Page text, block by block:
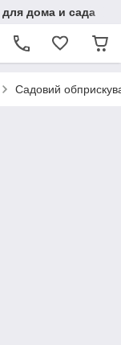
дома и сада
Садовий